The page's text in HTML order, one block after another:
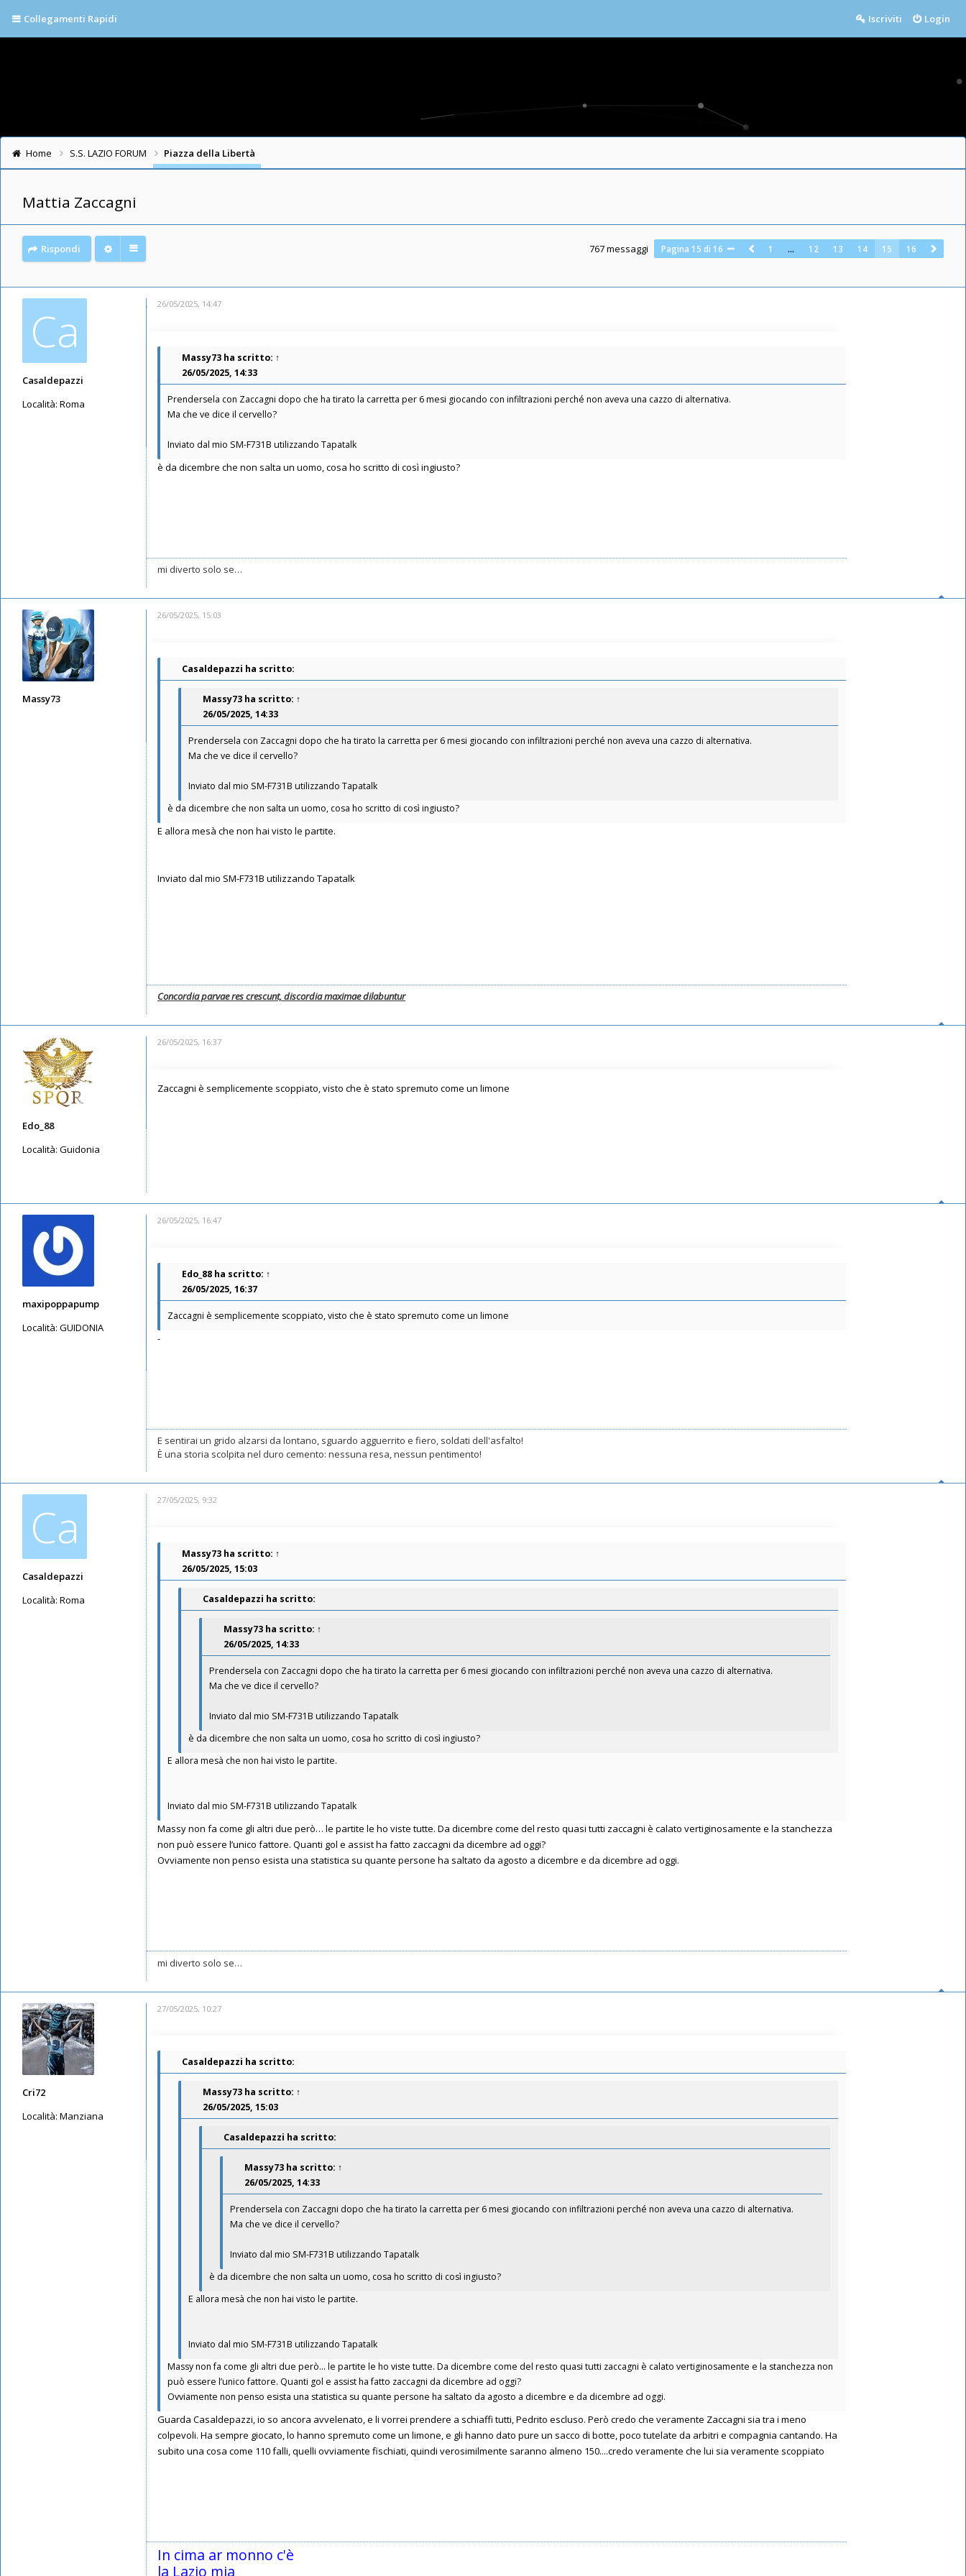
Collegamenti Rapidi Login
Iscriviti
Home S.S. LAZIO FORUM Piazza della Libertà
Mattia Zaccagni
Rispondi 767 messaggi Pagina15 di16 1 … 12 13 14 15 16
Ca
Casaldepazzi
Località: Roma
26/05/2025, 14:47
Massy73 ha scritto: ↑
26/05/2025, 14:33
Prendersela con Zaccagni dopo che ha tirato la carretta per 6 mesi giocando con infiltrazioni perché non aveva una cazzo di alternativa.
Ma che ve dice il cervello?
Inviato dal mio SM-F731B utilizzando Tapatalk
è da dicembre che non salta un uomo, cosa ho scritto di così ingiusto?
mi diverto solo se…
Massy73
26/05/2025, 15:03
Casaldepazzi ha scritto:
Massy73 ha scritto: ↑
26/05/2025, 14:33
Prendersela con Zaccagni dopo che ha tirato la carretta per 6 mesi giocando con infiltrazioni perché non aveva una cazzo di alternativa.
Ma che ve dice il cervello?
Inviato dal mio SM-F731B utilizzando Tapatalk
è da dicembre che non salta un uomo, cosa ho scritto di così ingiusto?
E allora mesà che non hai visto le partite.
Inviato dal mio SM-F731B utilizzando Tapatalk
Concordia parvae res crescunt, discordia maximae dilabuntur
Edo_88
Località: Guidonia
26/05/2025, 16:37
Zaccagni è semplicemente scoppiato, visto che è stato spremuto come un limone
maxipoppapump
Località: GUIDONIA
26/05/2025, 16:47
Edo_88 ha scritto: ↑
26/05/2025, 16:37
Zaccagni è semplicemente scoppiato, visto che è stato spremuto come un limone
-
E sentirai un grido alzarsi da lontano, sguardo agguerrito e fiero, soldati dell'asfalto!
È una storia scolpita nel duro cemento: nessuna resa, nessun pentimento!
Ca
Casaldepazzi
Località: Roma
27/05/2025, 9:32
Massy73 ha scritto: ↑
26/05/2025, 15:03
Casaldepazzi ha scritto:
Massy73 ha scritto: ↑
26/05/2025, 14:33
Prendersela con Zaccagni dopo che ha tirato la carretta per 6 mesi giocando con infiltrazioni perché non aveva una cazzo di alternativa.
Ma che ve dice il cervello?
Inviato dal mio SM-F731B utilizzando Tapatalk
è da dicembre che non salta un uomo, cosa ho scritto di così ingiusto?
E allora mesà che non hai visto le partite.
Inviato dal mio SM-F731B utilizzando Tapatalk
Massy non fa come gli altri due però… le partite le ho viste tutte. Da dicembre come del resto quasi tutti zaccagni è calato vertiginosamente e la stanchezza
non può essere l’unico fattore. Quanti gol e assist ha fatto zaccagni da dicembre ad oggi?
Ovviamente non penso esista una statistica su quante persone ha saltato da agosto a dicembre e da dicembre ad oggi.
mi diverto solo se…
Cri72
Località: Manziana
27/05/2025, 10:27
Casaldepazzi ha scritto:
Massy73 ha scritto: ↑
26/05/2025, 15:03
Casaldepazzi ha scritto:
Massy73 ha scritto: ↑
26/05/2025, 14:33
Prendersela con Zaccagni dopo che ha tirato la carretta per 6 mesi giocando con infiltrazioni perché non aveva una cazzo di alternativa.
Ma che ve dice il cervello?
Inviato dal mio SM-F731B utilizzando Tapatalk
è da dicembre che non salta un uomo, cosa ho scritto di così ingiusto?
E allora mesà che non hai visto le partite.
Inviato dal mio SM-F731B utilizzando Tapatalk
Massy non fa come gli altri due però… le partite le ho viste tutte. Da dicembre come del resto quasi tutti zaccagni è calato vertiginosamente e la stanchezza non
può essere l’unico fattore. Quanti gol e assist ha fatto zaccagni da dicembre ad oggi?
Ovviamente non penso esista una statistica su quante persone ha saltato da agosto a dicembre e da dicembre ad oggi.
Guarda Casaldepazzi, io so ancora avvelenato, e li vorrei prendere a schiaffi tutti, Pedrito escluso. Però credo che veramente Zaccagni sia tra i meno
colpevoli. Ha sempre giocato, lo hanno spremuto come un limone, e gli hanno dato pure un sacco di botte, poco tutelate da arbitri e compagnia cantando. Ha
subito una cosa come 110 falli, quelli ovviamente fischiati, quindi verosimilmente saranno almeno 150....credo veramente che lui sia veramente scoppiato
In cima ar monno c'è
la Lazio mia